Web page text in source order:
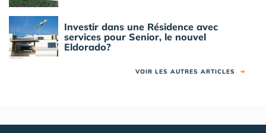
Investir dans une Résidence avec
services pour Senior, le nouvel
Eldorado?
VOIR LES AUTRES ARTICLES ➜